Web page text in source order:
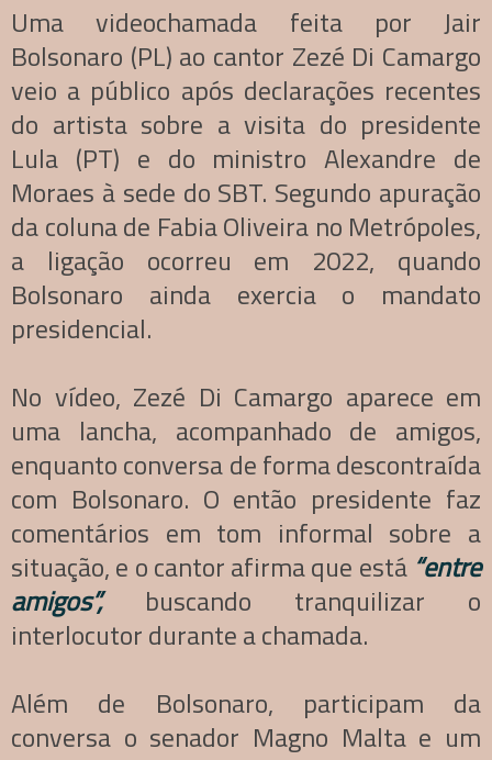
Uma videochamada feita por Jair
Bolsonaro (PL) ao cantor Zezé Di Camargo
veio a público após declarações recentes
do artista sobre a visita do presidente
Lula (PT) e do ministro Alexandre de
Moraes à sede do SBT. Segundo apuração
da coluna de Fabia Oliveira no Metrópoles,
a ligação ocorreu em 2022, quando
Bolsonaro ainda exercia o mandato
presidencial.
No vídeo, Zezé Di Camargo aparece em
uma lancha, acompanhado de amigos,
enquanto conversa de forma descontraída
com Bolsonaro. O então presidente faz
comentários em tom informal sobre a
situação, e o cantor afirma que está “entre
amigos”,buscando tranquilizar o
interlocutor durante a chamada.
Além de Bolsonaro, participam da
conversa o senador Magno Malta e um